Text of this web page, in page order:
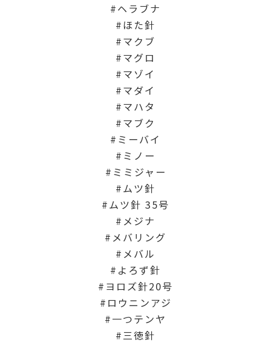
ヘラブナ
ほた針
マクブ
マグロ
マゾイ
マダイ
マハタ
マブク
ミーバイ
ミノー
ミミジャー
ムツ針
ムツ針 35号
メジナ
メバリング
メバル
よろず針
ヨロズ針20号
ロウニンアジ
一つテンヤ
三徳針